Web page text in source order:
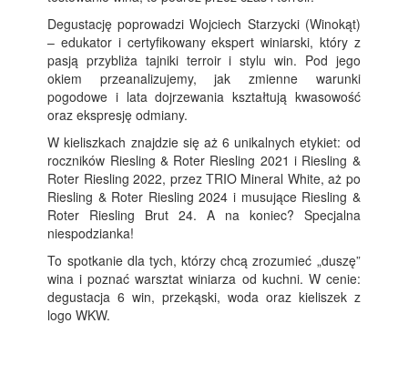
Degustację poprowadzi Wojciech Starzycki (Winokąt)
– edukator i certyfikowany ekspert winiarski, który z
pasją przybliża tajniki terroir i stylu win. Pod jego
okiem przeanalizujemy, jak zmienne warunki
pogodowe i lata dojrzewania kształtują kwasowość
oraz ekspresję odmiany.
W kieliszkach znajdzie się aż 6 unikalnych etykiet: od
roczników Riesling & Roter Riesling 2021 i Riesling &
Roter Riesling 2022, przez TRIO Mineral White, aż po
Riesling & Roter Riesling 2024 i musujące Riesling &
Roter Riesling Brut 24. A na koniec? Specjalna
niespodzianka!
To spotkanie dla tych, którzy chcą zrozumieć „duszę”
wina i poznać warsztat winiarza od kuchni. W cenie:
degustacja 6 win, przekąski, woda oraz kieliszek z
logo WKW.